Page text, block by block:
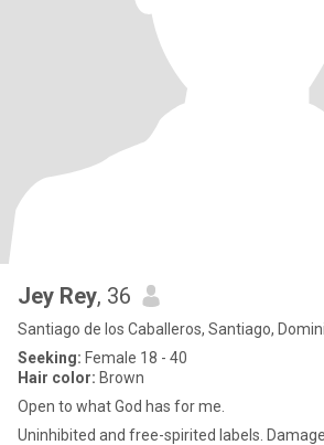
Jey Rey, 36
Santiago de los Caballeros, Santiago,
Seeking: Female 18 - 40
Hair color: Brown
Open to what God has for me.
Uninhibited and free-spirited labels.